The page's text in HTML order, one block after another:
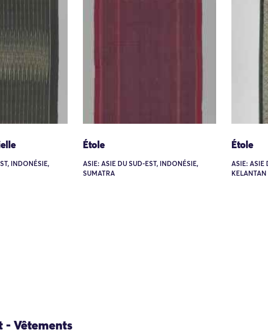
INDONÉSIE,
Étole
ASIE: ASIE DU SUD-EST, INDONÉSIE,
SUMATRA
Étole
ASIE: ASIE
KELANTAN
- Vêtements